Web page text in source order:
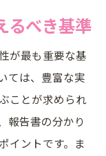
るべき基準
が最も重要な基
ては、豊富な実
ことが求められ
報告書の分かり
イントです。ま